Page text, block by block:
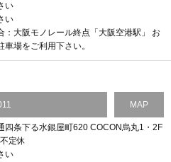
い
い
：大阪モノレール終点「大阪空港駅」 お
場をご利用下さい。
MAP
四条下る水銀屋町620 COCON烏丸1・2F
定休
い